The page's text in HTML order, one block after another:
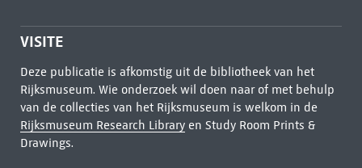
VISITE
Deze publicatie is afkomstig uit de bibliotheek van het
Rijksmuseum. Wie onderzoek wil doen naar of met behulp
van de collecties van het Rijksmuseum is welkom in de
Rijksmuseum Research Libraryen Study Room Prints &
Drawings.